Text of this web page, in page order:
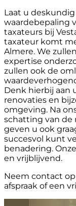
Laat u
waardebepaling
taxateurs bij
taxateur komt
Almere. We
expertise
zullen ook de
Denk hierbij aan
renovaties en
omgeving. Na
schatting van de
geven u ook
succesvol kunt
benadering.
en vrijblijvend.
Neem contact
afspraak of een